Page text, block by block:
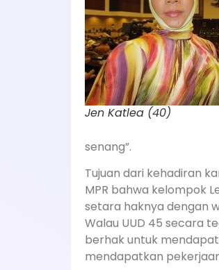
Jen Katlea (40)
senang”.
Tujuan dari kehadiran
MPR bahwa kelompok
setara haknya dengan
Walau UUD 45 secara
berhak untuk
mendapatkan